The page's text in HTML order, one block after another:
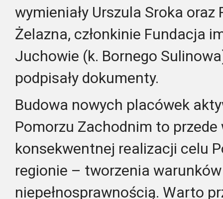
wymieniały Urszula Sroka oraz
Żelazna, członkinie Fundacja
Juchowie (k. Bornego
podpisały dokumenty.
Budowa nowych placówek
Pomorzu Zachodnim to przede
konsekwentnej realizacji celu
regionie – tworzenia
niepełnosprawnością. Warto